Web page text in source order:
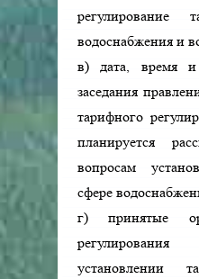
водоснабжения и
в) дата, время и
заседания
тарифного
планируется
вопросам
сфере
г) принятые
установлении